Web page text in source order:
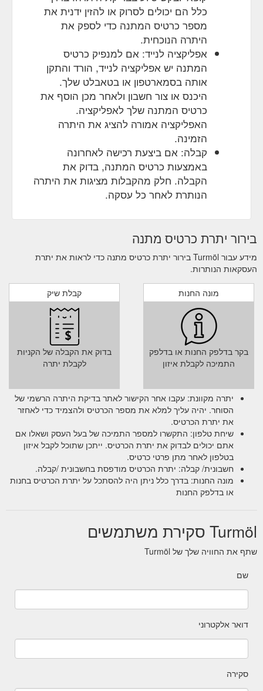
כלל הם יכולים לסרוק או להזין ידנית את
מספר כרטיס המתנה כדי לספק את
היתרה הנוכחית.
אפליקציה לנייד: אם למנפיק כרטיס
המתנה יש אפליקציה לנייד, הורד והתקן
אותה בסמארטפון או בטאבלט שלך.
היכנס או צור חשבון ולאחר מכן הוסף את
כרטיס המתנה שלך לאפליקציה.
האפליקציה אמורה להציג את היתרה
הזמינה.
קבלה: אם ביצעת רכישה לאחרונה
באמצעות כרטיס המתנה, בדוק את
הקבלה. חלק מהקבלות מציגות את היתרה
הנותרת לאחר כל עסקה.
בירור יתרת כרטיס מתנה
מידע עבור Turmöl בירור יתרת כרטיס מתנה כדי לראות את יתרת
העסקאות הנותרות.
קבלת שיק
בדוק את הקבלה של הקניות
לקבלת יתרה
מונה החנות
בקר בדלפק החנות או בדלפק
התמיכה לקבלת איזון
יתרה מקוונת: עקבו אחר הקישור לאתר בדיקת היתרה הרשמי של
הסוחר. יהיה עליך למלא את מספר הכרטיס ולהצמיד כדי לאחזר
את יתרת הכרטיס.
שיחת טלפון: התקשרו למספר התמיכה של בעל העסק ושאלו אם
אתם יכולים לבדוק את יתרת הכרטיס. ייתכן שתוכל לקבל איזון
בטלפון לאחר מתן פרטי כרטיס.
חשבונית/ קבלה: יתרת הכרטיס מודפסת בחשבונית /קבלה.
מונה החנות: בדרך כלל ניתן היה להסתכל על יתרת הכרטיס בחנות
או בדלפק החנות
Turmöl סקירת משתמשים
שתף את החוויה שלך של Turmöl
שם
דואר אלקטרוני
סקירה